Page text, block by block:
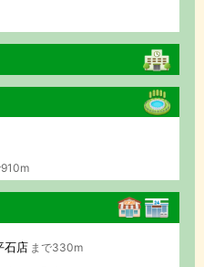
石店 まで330m